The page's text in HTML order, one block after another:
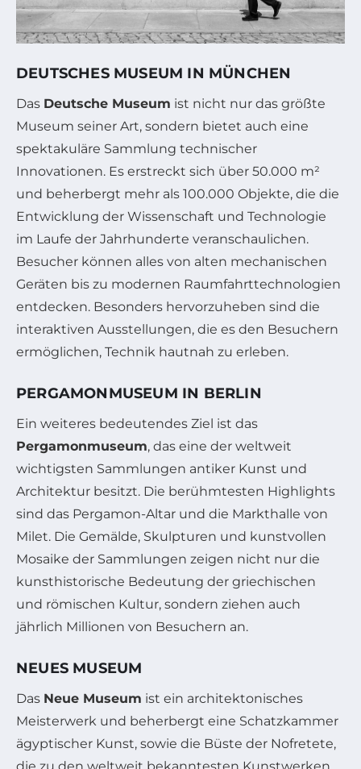
DEUTSCHES MUSEUM IN MÜNCHEN
Das Deutsche Museum ist nicht nur das größte
Museum seiner Art, sondern bietet auch eine
spektakuläre Sammlung technischer
Innovationen. Es erstreckt sich über 50.000 m²
und beherbergt mehr als 100.000 Objekte, die die
Entwicklung der Wissenschaft und Technologie
im Laufe der Jahrhunderte veranschaulichen.
Besucher können alles von alten mechanischen
Geräten bis zu modernen Raumfahrttechnologien
entdecken. Besonders hervorzuheben sind die
interaktiven Ausstellungen, die es den Besuchern
ermöglichen, Technik hautnah zu erleben.
PERGAMONMUSEUM IN BERLIN
Ein weiteres bedeutendes Ziel ist das
Pergamonmuseum, das eine der weltweit
wichtigsten Sammlungen antiker Kunst und
Architektur besitzt. Die berühmtesten Highlights
sind das Pergamon-Altar und die Markthalle von
Milet. Die Gemälde, Skulpturen und kunstvollen
Mosaike der Sammlungen zeigen nicht nur die
kunsthistorische Bedeutung der griechischen
und römischen Kultur, sondern ziehen auch
jährlich Millionen von Besuchern an.
NEUES MUSEUM
Das Neue Museum ist ein architektonisches
Meisterwerk und beherbergt eine Schatzkammer
ägyptischer Kunst, sowie die Büste der Nofretete,